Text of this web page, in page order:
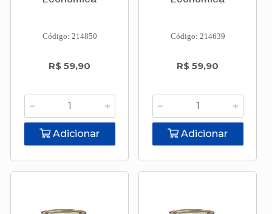
Código: 214850
R$ 59,90
Adicionar
Código: 214639
R$ 59,90
Adicionar